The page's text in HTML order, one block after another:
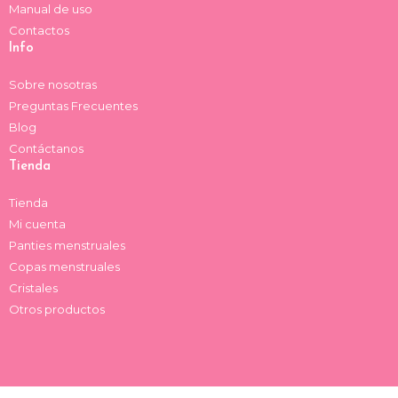
Manual de uso
Contactos
Info
Sobre nosotras
Preguntas Frecuentes
Blog
Contáctanos
Tienda
Tienda
Mi cuenta
Panties menstruales
Copas menstruales
Cristales
Otros productos